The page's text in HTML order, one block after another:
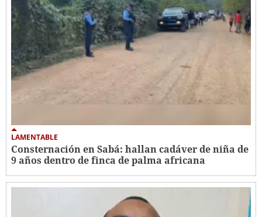
LAMENTABLE
Consternación en Sabá: hallan cadáver de niña de
9 años dentro de finca de palma africana